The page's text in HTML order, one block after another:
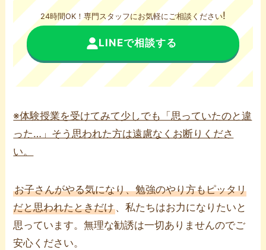
24時間OK！専門スタッフにお気軽にご相談ください!
LINEで相談する
※体験授業を受けてみて少しでも「思っていたのと違
った…」そう思われた方は遠慮なくお断りくださ
い。
お子さんがやる気になり、勉強のやり方もピッタリ
だと思われたときだけ、私たちはお力になりたいと
思っています。無理な勧誘は一切ありませんのでご
安心ください。